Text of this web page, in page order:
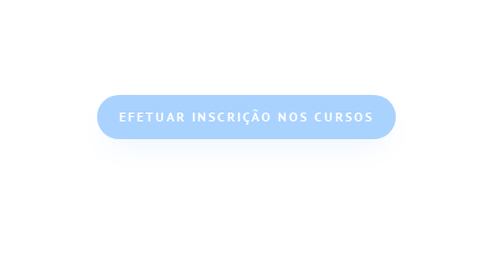
EFETUAR INSCRIÇÃO NOS CURSOS